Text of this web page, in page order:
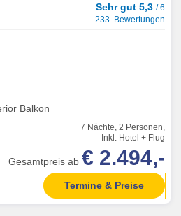
Sehr gut 5,3 / 6
233 Bewertungen
Balkon
7 Nächte, 2 Personen,
Inkl. Hotel + Flug
Gesamtpreis ab € 2.494,-
Termine & Preise